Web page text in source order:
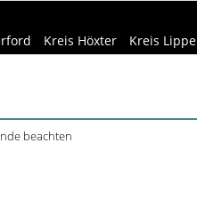
Kreis Höxter Kreis Lippe
beachten